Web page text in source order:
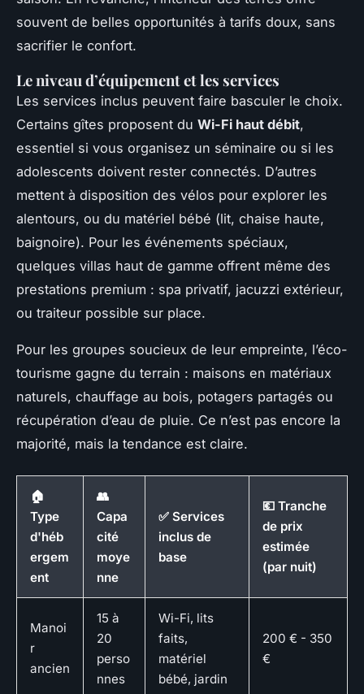
souvent de belles opportunités à tarifs doux, sans
sacrifier le confort.
Le niveau d’équipement et les services
Les services inclus peuvent faire basculer le choix.
Certains gîtes proposent du Wi-Fi haut débit,
essentiel si vous organisez un séminaire ou si les
adolescents doivent rester connectés. D’autres
mettent à disposition des vélos pour explorer les
alentours, ou du matériel bébé (lit, chaise haute,
baignoire). Pour les événements spéciaux,
quelques villas haut de gamme offrent même des
prestations premium : spa privatif, jacuzzi extérieur,
ou traiteur possible sur place.
Pour les groupes soucieux de leur empreinte, l’éco-
tourisme gagne du terrain : maisons en matériaux
naturels, chauffage au bois, potagers partagés ou
récupération d’eau de pluie. Ce n’est pas encore la
majorité, mais la tendance est claire.
🏠
Type
d'héb
ergem
ent
👥
Capa
cité
moye
nne
✅ Services
inclus de
base
💶 Tranche
de prix
estimée
(par nuit)
Manoi
r
ancien
15 à
20
perso
nnes
Wi-Fi, lits
faits,
matériel
bébé, jardin
200 € - 350
€